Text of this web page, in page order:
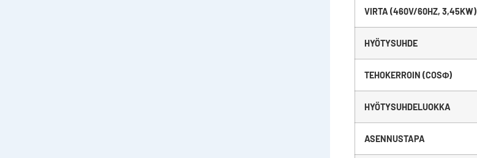
VIRTA (460V/60HZ, 3,45KW)
HYÖTYSUHDE
TEHOKERROIN (COSΦ)
HYÖTYSUHDELUOKKA
ASENNUSTAPA